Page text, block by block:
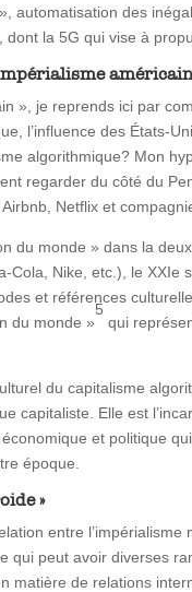
automatisation des
la 5G qui vise à
», je reprends ici par
l’influence des États-
algorithmique? Mon
regarder du côté du
Netflix et
du monde » dans la
Cola, Nike, etc.), le
et références
du monde »
5
qui
du capitalisme
capitaliste. Elle est
et politique
époque.
»
entre
qui peut avoir diverses
matière de relations